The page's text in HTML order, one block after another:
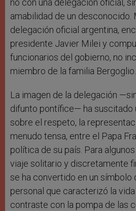
no con una delegación oficial,
amabilidad de un desconocido.
delegación oficial argentina,
presidente Javier Milei y
funcionarios del gobierno, no
miembro de la familia Bergoglio.
La imagen de la delegación
difunto pontífice— ha suscitado
sobre el respeto, la
menudo tensa, entre el Papa
política de su país. Para
viaje solitario y discretamente
se ha convertido en un símbolo
personal que caracterizó la
contraste con la pompa de las